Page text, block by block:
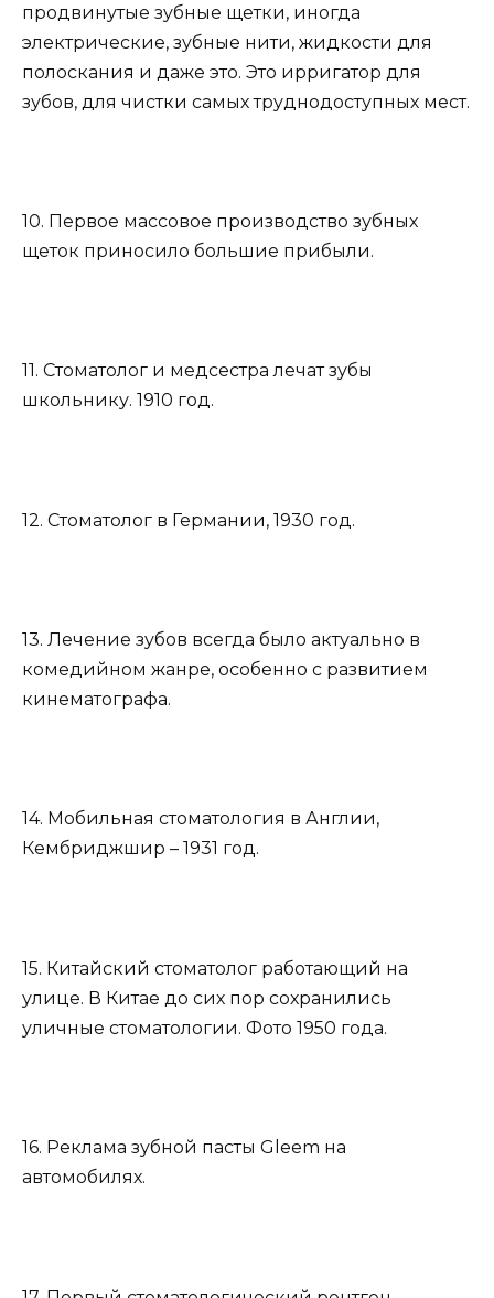
продвинутые зубные щетки, иногда
электрические, зубные нити, жидкости для
полоскания и даже это. Это ирригатор для
зубов, для чистки самых труднодоступных мест.
10. Первое массовое производство зубных
щеток приносило большие прибыли.
11. Стоматолог и медсестра лечат зубы
школьнику. 1910 год.
12. Стоматолог в Германии, 1930 год.
13. Лечение зубов всегда было актуально в
комедийном жанре, особенно с развитием
кинематографа.
14. Мобильная стоматология в Англии,
Кембриджшир – 1931 год.
15. Китайский стоматолог работающий на
улице. В Китае до сих пор сохранились
уличные стоматологии. Фото 1950 года.
16. Реклама зубной пасты Gleem на
автомобилях.